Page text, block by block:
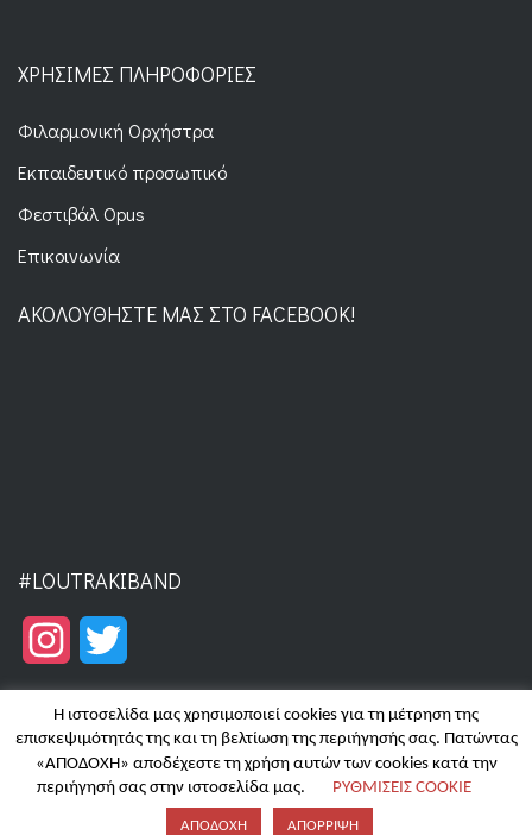
ΧΡΉΣΙΜΕΣ ΠΛΗΡΟΦΟΡΊΕΣ
Φιλαρμονική Ορχήστρα
Εκπαιδευτικό προσωπικό
Φεστιβάλ Opus
Επικοινωνία
ΑΚΟΛΟΥΘΉΣΤΕ ΜΑΣ ΣΤΟ FACEBOOK!
#LOUTRAKIBAND
Instagram
Copyright © 2025 | Filarmoniki Loutrakiou - Hosting byFocus on
Πολιτική απορρήτου & cookies
Η ιστοσελίδα μας χρησιμοποιεί cookies για τη μέτρηση της
επισκεψιμότητάς της και τη βελτίωση της περιήγησής σας. Πατώντας
«ΑΠΟΔΟΧΗ» αποδέχεστε τη χρήση αυτών των cookies κατά την
περιήγησή σας στην ιστοσελίδα μας.
ΡΥΘΜΙΣΕΙΣ COOKIE
ΑΠΟΔΟΧΗ ΑΠΟΡΡΙΨΗ